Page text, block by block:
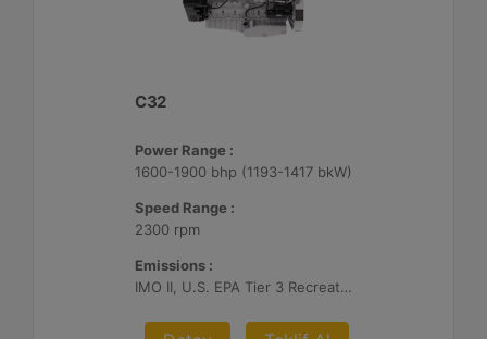
C32
Power Range :
1600-1900 bhp (1193-1417 bkW)
Speed Range :
2300 rpm
Emissions :
IMO II, U.S. EPA Tier 3 Recreational, RCD, China Stage II